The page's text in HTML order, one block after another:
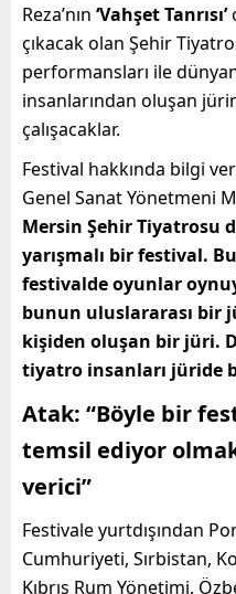
Reza’nın ‘Vahşet Tanrısı’
çıkacak olan Şehir
performansları ile
insanlarından oluşan
çalışacaklar.
Festival hakkında bilgi
Genel Sanat Yönetmeni
Mersin Şehir Tiyatrosu
yarışmalı bir festival.
festivalde oyunlar
bunun uluslararası bir
kişiden oluşan bir jüri.
tiyatro insanları jüride
Atak: “Böyle bir
temsil ediyor
verici”
Festivale yurtdışından
Cumhuriyeti, Sırbistan,
Kıbrıs Rum Yönetimi,